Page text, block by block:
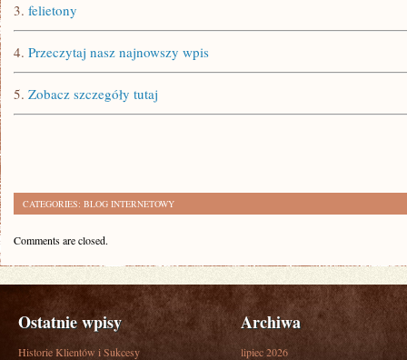
3. felietony
4. Przeczytaj nasz najnowszy wpis
5. Zobacz szczegóły tutaj
CATEGORIES: BLOG INTERNETOWY
Comments are closed.
Ostatnie wpisy
Historie Klientów i Sukcesy
Archiwa
lipiec 2026